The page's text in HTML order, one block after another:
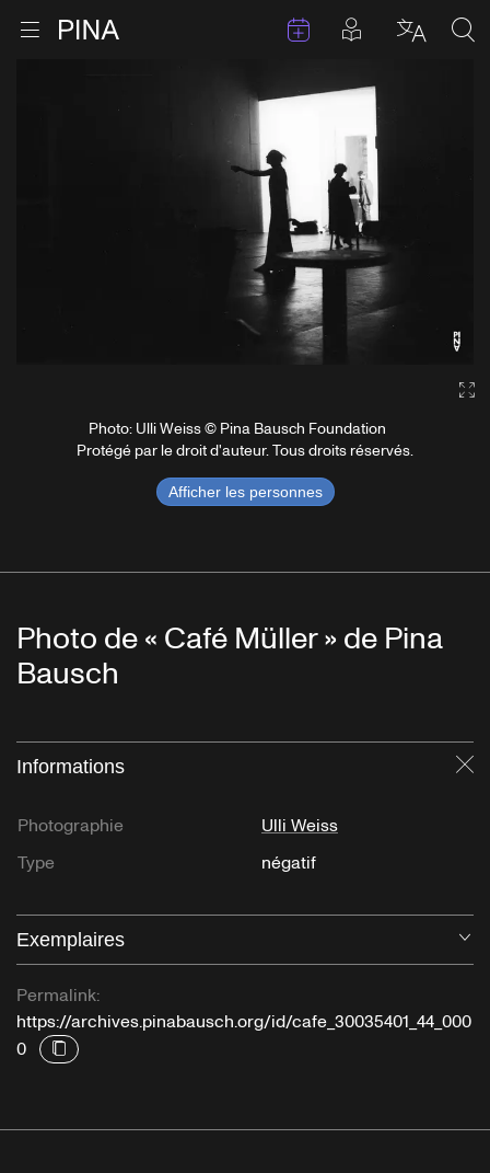
Ouvrir le menu Retour à la page d'accueil Évenements
Articles en
Photo: Ulli Weiss © Pina Bausch Foundation
Protégé par le droit d'auteur. Tous droits réservés.
Afficher les personnes
Photo de « Café Müller » de Pina
Bausch
Informations
Photographie
Ulli Weiss
Type
négatif
Exemplaires
Permalink:
https://archives.pinabausch.org/id/cafe_30035401_44_000
0